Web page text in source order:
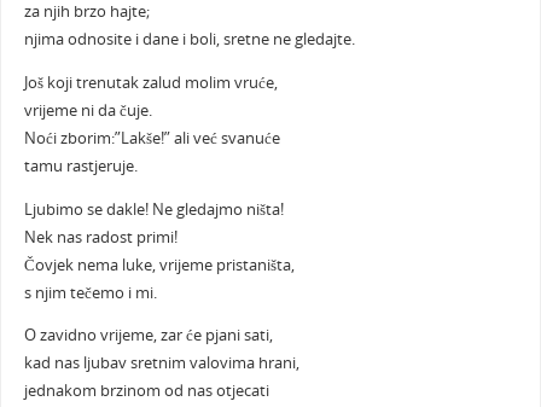
za njih brzo hajte;
njima odnosite i dane i boli, sretne ne gledajte.
Još koji trenutak zalud molim vruće,
vrijeme ni da čuje.
Noći zborim:”Lakše!” ali već svanuće
tamu rastjeruje.
Ljubimo se dakle! Ne gledajmo ništa!
Nek nas radost primi!
Čovjek nema luke, vrijeme pristaništa,
s njim tečemo i mi.
O zavidno vrijeme, zar će pjani sati,
kad nas ljubav sretnim valovima hrani,
jednakom brzinom od nas otjecati